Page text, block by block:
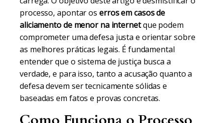
processo, apontar os erros em casos de
aliciamento de menor na internetque podem
comprometer uma defesa justa e orientar sobre
as melhores práticas legais. É fundamental
entender que o sistema de justiça busca a
verdade, e para isso, tanto a acusação quanto a
defesa devem ser tecnicamente sólidas e
baseadas em fatos e provas concretas.